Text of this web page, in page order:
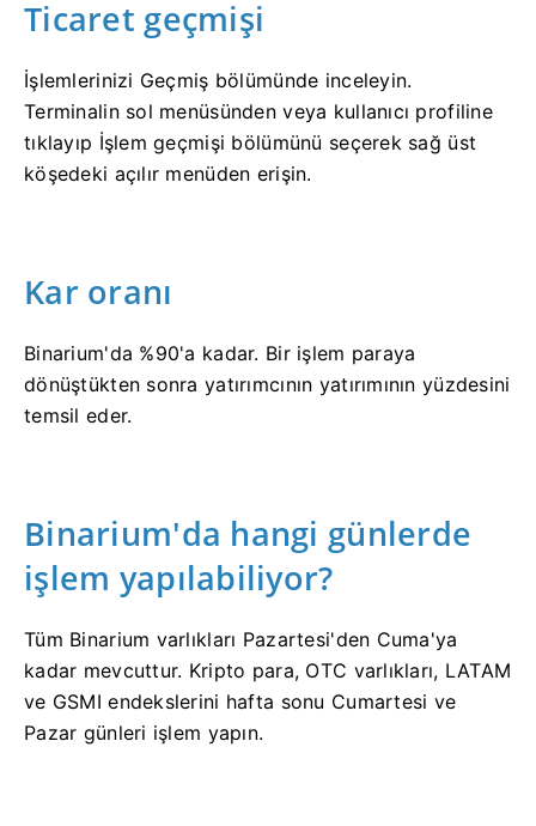
Ticaret geçmişi
İşlemlerinizi Geçmiş bölümünde inceleyin.
Terminalin sol menüsünden veya kullanıcı profiline
tıklayıp İşlem geçmişi bölümünü seçerek sağ üst
köşedeki açılır menüden erişin.
Kar oranı
Binarium'da %90'a kadar. Bir işlem paraya
dönüştükten sonra yatırımcının yatırımının yüzdesini
temsil eder.
Binarium'da hangi günlerde
işlem yapılabiliyor?
Tüm Binarium varlıkları Pazartesi'den Cuma'ya
kadar mevcuttur. Kripto para, OTC varlıkları, LATAM
ve GSMI endekslerini hafta sonu Cumartesi ve
Pazar günleri işlem yapın.